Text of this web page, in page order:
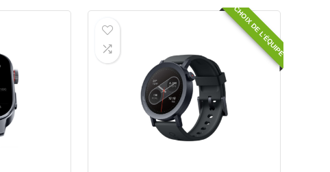
CHOIX DE L'ÉQUIPE